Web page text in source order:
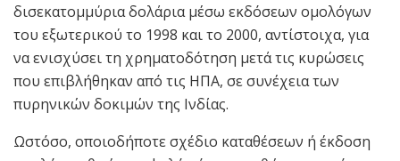
δισεκατομμύρια δολάρια μέσω εκδόσεων ομολόγων
του εξωτερικού το 1998 και το 2000, αντίστοιχα, για
να ενισχύσει τη χρηματοδότηση μετά τις κυρώσεις
που επιβλήθηκαν από τις ΗΠΑ, σε συνέχεια των
πυρηνικών δοκιμών της Ινδίας.
Ωστόσο, οποιοδήποτε σχέδιο καταθέσεων ή έκδοση